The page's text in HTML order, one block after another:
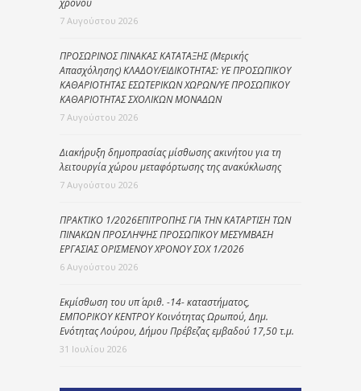
7 Αυγούστου 2026
ΠΡΟΣΩΡΙΝΟΣ ΠΙΝΑΚΑΣ ΚΑΤΑΤΑΞΗΣ (Μερικής
Απασχόλησης) ΚΛΑΔΟΥ/ΕΙΔΙΚΟΤΗΤΑΣ: ΥΕ ΠΡΟΣΩΠΙΚΟΥ
ΚΑΘΑΡΙΟΤΗΤΑΣ ΕΣΩΤΕΡΙΚΩΝ ΧΩΡΩΝ/ΥΕ ΠΡΟΣΩΠΙΚΟΥ
ΚΑΘΑΡΙΟΤΗΤΑΣ ΣΧΟΛΙΚΩΝ ΜΟΝΑΔΩΝ
7 Αυγούστου 2026
Διακήρυξη δημοπρασίας μίσθωσης ακινήτου για τη
λειτουργία χώρου μεταφόρτωσης της ανακύκλωσης
7 Αυγούστου 2026
ΠΡΑΚΤΙΚΟ 1/2026ΕΠΙΤΡΟΠΗΣ ΓΙΑ ΤΗΝ ΚΑΤΑΡΤΙΣΗ ΤΩΝ
ΠΙΝΑΚΩΝ ΠΡΟΣΛΗΨΗΣ ΠΡΟΣΩΠΙΚΟΥ ΜΕΣΥΜΒΑΣΗ
ΕΡΓΑΣΙΑΣ ΟΡΙΣΜΕΝΟΥ ΧΡΟΝΟΥ ΣΟΧ 1/2026
6 Αυγούστου 2026
Εκμίσθωση του υπ΄ αριθ. -14- καταστήματος,
ΕΜΠΟΡΙΚΟΥ ΚΕΝΤΡΟΥ Κοινότητας Ωρωπού, Δημ.
Ενότητας Λούρου, Δήμου Πρέβεζας εμβαδού 17,50 τ.μ.
31 Ιουλίου 2026